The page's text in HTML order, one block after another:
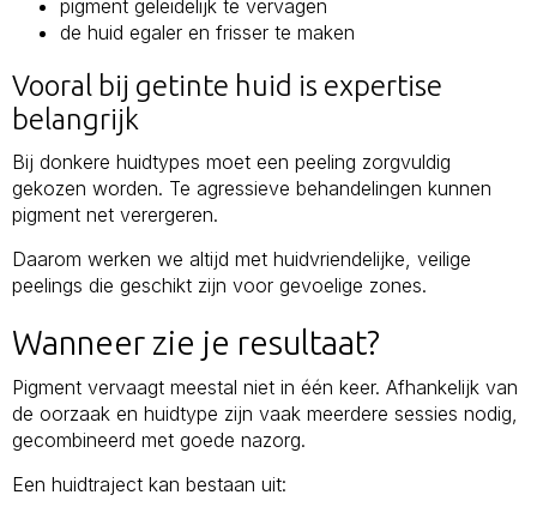
pigment geleidelijk te vervagen
de huid egaler en frisser te maken
Vooral bij getinte huid is expertise
belangrijk
Bij donkere huidtypes moet een peeling zorgvuldig
gekozen worden. Te agressieve behandelingen kunnen
pigment net verergeren.
Daarom werken we altijd met huidvriendelijke, veilige
peelings die geschikt zijn voor gevoelige zones.
Wanneer zie je resultaat?
Pigment vervaagt meestal niet in één keer. Afhankelijk van
de oorzaak en huidtype zijn vaak meerdere sessies nodig,
gecombineerd met goede nazorg.
Een huidtraject kan bestaan uit: